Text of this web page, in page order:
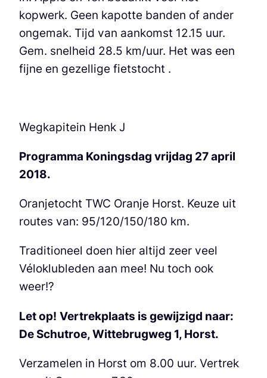
kopwerk. Geen kapotte banden of ander
ongemak. Tijd van aankomst 12.15 uur.
Gem. snelheid 28.5 km/uur. Het was een
fijne en gezellige fietstocht .
Wegkapitein Henk J
Programma Koningsdag vrijdag 27 april
2018.
Oranjetocht TWC Oranje Horst. Keuze uit
routes van: 95/120/150/180 km.
Traditioneel doen hier altijd zeer veel
Véloklubleden aan mee! Nu toch ook
weer!?
Let op! Vertrekplaats is gewijzigd naar:
De Schutroe, Wittebrugweg 1, Horst.
Verzamelen in Horst om 8.00 uur. Vertrek